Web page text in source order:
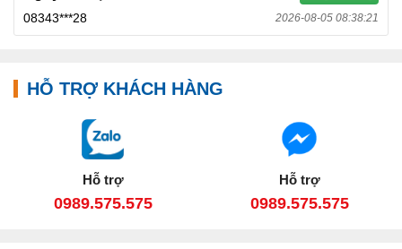
08343***28 2026-08-05 08:38:21
HỖ TRỢ KHÁCH HÀNG
Hỗ trợ
0989.575.575
Hỗ trợ
0989.575.575